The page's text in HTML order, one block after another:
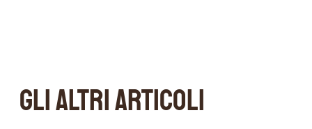
GLI ALTRI ARTICOLI